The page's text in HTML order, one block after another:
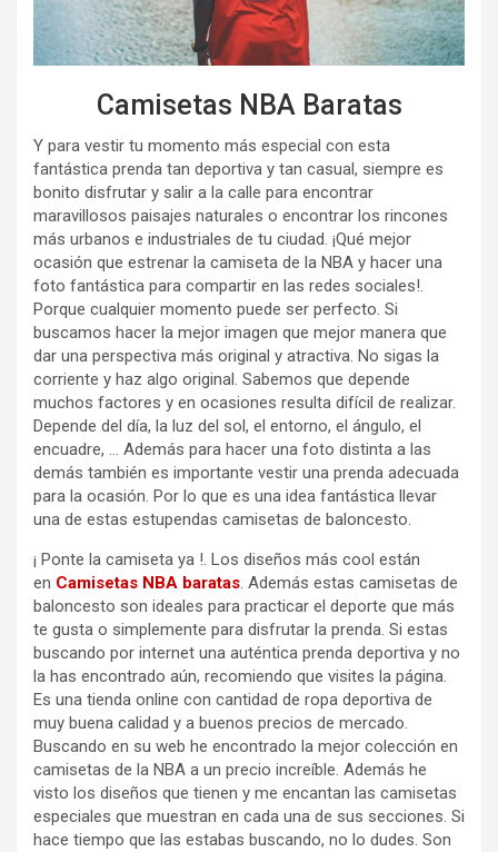
Camisetas NBA Baratas
Y para vestir tu momento más especial con esta
fantástica prenda tan deportiva y tan casual, siempre es
bonito disfrutar y salir a la calle para encontrar
maravillosos paisajes naturales o encontrar los rincones
más urbanos e industriales de tu ciudad. ¡Qué mejor
ocasión que estrenar la camiseta de la NBA y hacer una
foto fantástica para compartir en las redes sociales!.
Porque cualquier momento puede ser perfecto. Si
buscamos hacer la mejor imagen que mejor manera que
dar una perspectiva más original y atractiva. No sigas la
corriente y haz algo original. Sabemos que depende
muchos factores y en ocasiones resulta difícil de realizar.
Depende del día, la luz del sol, el entorno, el ángulo, el
encuadre, … Además para hacer una foto distinta a las
demás también es importante vestir una prenda adecuada
para la ocasión. Por lo que es una idea fantástica llevar
una de estas estupendas camisetas de baloncesto.
¡ Ponte la camiseta ya !. Los diseños más cool están
en Camisetas NBA baratas. Además estas camisetas de
baloncesto son ideales para practicar el deporte que más
te gusta o simplemente para disfrutar la prenda. Si estas
buscando por internet una auténtica prenda deportiva y no
la has encontrado aún, recomiendo que visites la página.
Es una tienda online con cantidad de ropa deportiva de
muy buena calidad y a buenos precios de mercado.
Buscando en su web he encontrado la mejor colección en
camisetas de la NBA a un precio increíble. Además he
visto los diseños que tienen y me encantan las camisetas
especiales que muestran en cada una de sus secciones. Si
hace tiempo que las estabas buscando, no lo dudes. Son